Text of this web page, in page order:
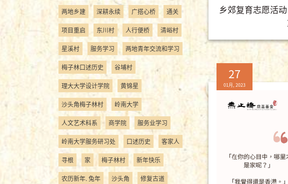
两地乡建 深耕永续 广搭心桥 通关
项目重启 东川村 人行便桥 清峪村
星溪村 服务学习 两地青年交流和学习
梅子林口述历史 谷埔村
理大大学设计学院 黄锦星
沙头角梅子林村 岭南大学
人文艺术科系 商学院 服务业学习
岭南大学服务研习处 口述历史 客家人
寻根 家 梅子林村 新年快乐
农历新年. 兔年 沙头角 修复古道
乡郊复育志愿活
27
01月, 2023